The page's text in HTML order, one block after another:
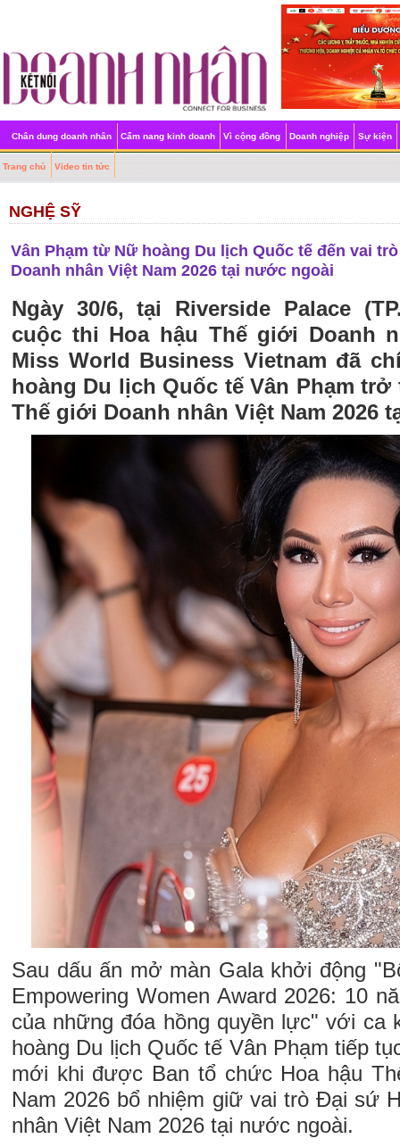
Chân dung doanh nhân Cẩm nang kinh doanh Vì cộng đồng Doanh nghiệp Sự kiện
Trang chủ Video tin tức
NGHỆ SỸ
Vân Phạm từ Nữ hoàng Du lịch Quốc tế đến vai
Doanh nhân Việt Nam 2026 tại nước ngoài
Ngày 30/6, tại Riverside Palace
cuộc thi Hoa hậu Thế giới Doanh
Miss World Business Vietnam đã
hoàng Du lịch Quốc tế Vân Phạm
Thế giới Doanh nhân Việt Nam 2026
Sau dấu ấn mở màn Gala khởi động
Empowering Women Award 2026: 10
của những đóa hồng quyền lực" với ca
hoàng Du lịch Quốc tế Vân Phạm tiếp
mới khi được Ban tổ chức Hoa hậu
Nam 2026 bổ nhiệm giữ vai trò Đại sứ
nhân Việt Nam 2026 tại nước ngoài.